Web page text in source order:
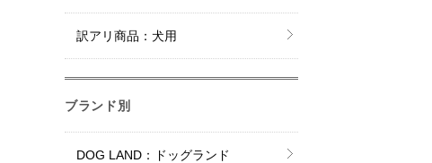
訳アリ商品：犬用
ブランド別
DOG LAND：ドッグランド